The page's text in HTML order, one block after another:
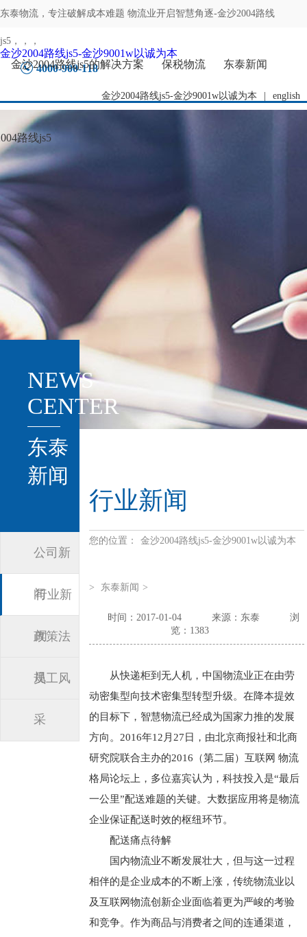
东泰物流，专注破解成本难题 物流业开启智慧角逐-金沙2004路线
js5 ，，，
4000-900-118
金沙2004路线js5-金沙9001w以诚为本 english
金沙2004路线js5-金沙9001w以诚为本
金沙2004路线js5的解决方案
保税物流 东泰新闻
路线js5
NEWS
CENTER
东泰
新闻
公司新
闻
行业新
闻
政策法
规
员工风
采
行业新闻
您的位置： 金沙2004路线js5-金沙9001w以诚为本
> 东泰新闻 >
时间：2017-01-04 来源：东泰
浏
览：1383
从快递柜到无人机，中国物流业正在由劳
动密集型向技术密集型转型升级。在降本提效
的目标下，智慧物流已经成为国家力推的发展
方向。2016年12月27日，由北京商报社和北商
研究院联合主办的2016（第二届）互联网 物流
格局论坛上，多位嘉宾认为，科技投入是“最后
一公里”配送难题的关键。大数据应用将是物流
企业保证配送时效的枢纽环节。
配送痛点待解
国内物流业不断发展壮大，但与这一过程
相伴的是企业成本的不断上涨，传统物流业以
及互联网物流创新企业面临着更为严峻的考验
和竞争。作为商品与消费者之间的连通渠道，